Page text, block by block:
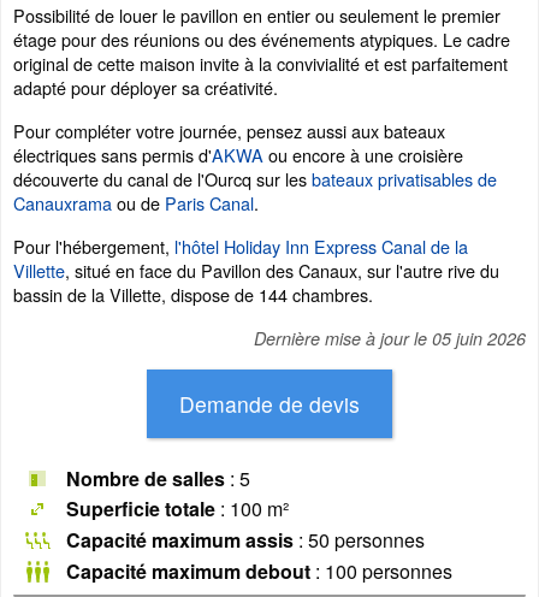
Possibilité de louer le pavillon en entier ou seulement le premier
étage pour des réunions ou des événements atypiques. Le cadre
original de cette maison invite à la convivialité et est parfaitement
adapté pour déployer sa créativité.
Pour compléter votre journée, pensez aussi aux bateaux
électriques sans permis d'AKWA ou encore à une croisière
découverte du canal de l'Ourcq sur lesbateaux privatisables de
Canauxramaou de Paris Canal.
Pour l'hébergement, l'hôtel Holiday Inn Express Canal de la
Villette, situé en face du Pavillon des Canaux, sur l'autre rive du
bassin de la Villette, dispose de 144 chambres.
Dernière mise à jour le 05 juin 2026
Nombre de salles : 5
Superficie totale : 100 m²
Capacité maximum assis : 50 personnes
Capacité maximum debout : 100 personnes